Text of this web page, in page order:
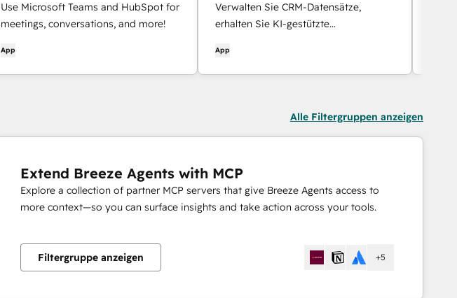
Use Microsoft Teams and HubSpot for
meetings, conversations, and more!
App
Verwalten Sie CRM-Datensätze,
erhalten Sie KI-gestützte
Echtzeit-Benachrichtigungen und
arbeiten Sie mit Ihrem Team
App
Alle Filtergruppen anzeigen
Extend Breeze Agents with MCP
Explore a collection of partner MCP servers that give Breeze Agents access to
more context—so you can surface insights and take action across your tools.
Filtergruppe anzeigen +5